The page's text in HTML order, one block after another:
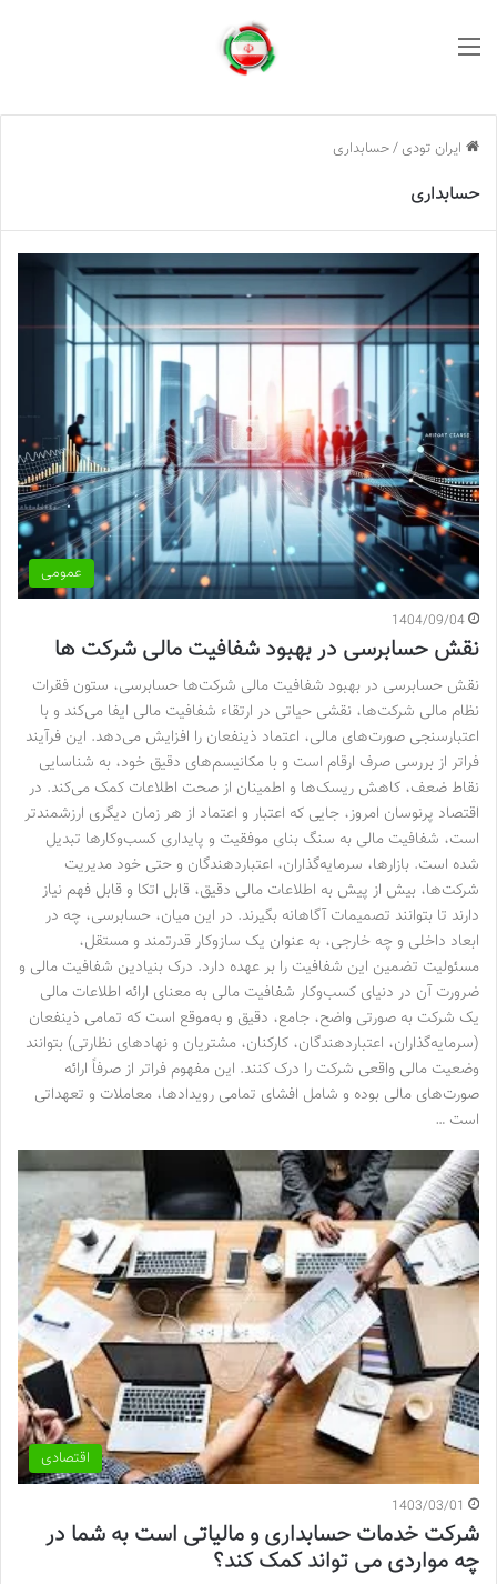
ایران تودی /حسابداری
حسابداری
عمومی
1404/09/04
نقش حسابرسی در بهبود شفافیت مالی شرکت ها
نقش حسابرسی در بهبود شفافیت مالی شرکت‌ها حسابرسی، ستون فقرات
نظام مالی شرکت‌ها، نقشی حیاتی در ارتقاء شفافیت مالی ایفا می‌کند و با
اعتبارسنجی صورت‌های مالی، اعتماد ذینفعان را افزایش می‌دهد. این فرآیند
فراتر از بررسی صرف ارقام است و با مکانیسم‌های دقیق خود، به شناسایی
نقاط ضعف، کاهش ریسک‌ها و اطمینان از صحت اطلاعات کمک می‌کند. در
اقتصاد پرنوسان امروز، جایی که اعتبار و اعتماد از هر زمان دیگری ارزشمندتر
است، شفافیت مالی به سنگ بنای موفقیت و پایداری کسب‌وکارها تبدیل
شده است. بازارها، سرمایه‌گذاران، اعتباردهندگان و حتی خود مدیریت
شرکت‌ها، بیش از پیش به اطلاعات مالی دقیق، قابل اتکا و قابل فهم نیاز
دارند تا بتوانند تصمیمات آگاهانه بگیرند. در این میان، حسابرسی، چه در
ابعاد داخلی و چه خارجی، به عنوان یک سازوکار قدرتمند و مستقل،
مسئولیت تضمین این شفافیت را بر عهده دارد. درک بنیادین شفافیت مالی و
ضرورت آن در دنیای کسب‌وکار شفافیت مالی به معنای ارائه اطلاعات مالی
یک شرکت به صورتی واضح، جامع، دقیق و به‌موقع است که تمامی ذینفعان
(سرمایه‌گذاران، اعتباردهندگان، کارکنان، مشتریان و نهادهای نظارتی) بتوانند
وضعیت مالی واقعی شرکت را درک کنند. این مفهوم فراتر از صرفاً ارائه
صورت‌های مالی بوده و شامل افشای تمامی رویدادها، معاملات و تعهداتی
است …
اقتصادی
1403/03/01
شرکت خدمات حسابداری و مالیاتی است به شما در
چه مواردی می تواند کمک کند؟